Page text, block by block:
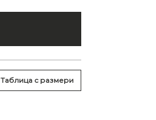
Таблица с размери